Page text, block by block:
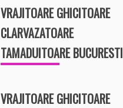
VRAJITOARE GHICITOARE
CLARVAZATOARE
TAMADUITOARE BUCURESTI
VRAJITOARE GHICITOARE